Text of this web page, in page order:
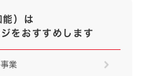
）は
をおすすめします
業